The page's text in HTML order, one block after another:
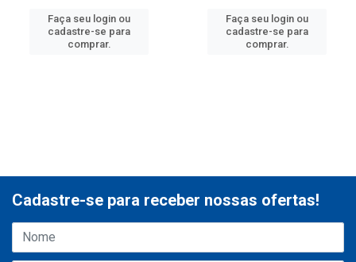
Faça seu login ou
cadastre-se para
comprar.
Faça seu login ou
cadastre-se para
comprar.
Cadastre-se para receber nossas ofertas!